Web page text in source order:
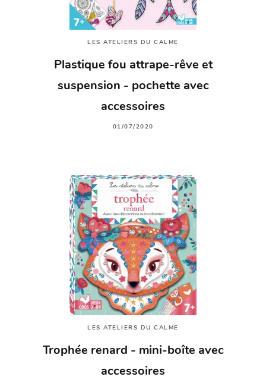
LES ATELIERS DU CALME
Plastique fou attrape-rêve et
suspension - pochette avec
accessoires
01/07/2020
LES ATELIERS DU CALME
Trophée renard - mini-boîte avec
accessoires